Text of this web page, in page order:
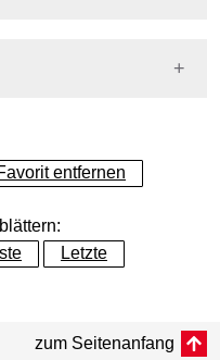
entfernen
Letzte
zum Seitenanfang